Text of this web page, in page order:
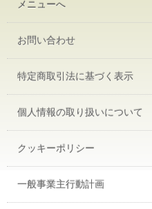
メニューへ
お問い合わせ
特定商取引法に基づく表示
個人情報の取り扱いについて
クッキーポリシー
一般事業主行動計画